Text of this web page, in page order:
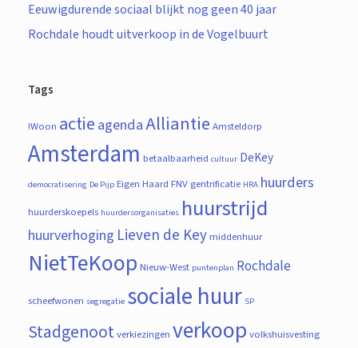
Eeuwigdurende sociaal blijkt nog geen 40 jaar
Rochdale houdt uitverkoop in de Vogelbuurt
Tags
!Woon actieagendaAlliantie Amsteldorp
Amsterdam betaalbaarheid cultuur DeKey
democratisering De Pijp Eigen Haard FNV gentrificatie HRA huurders
huurderskoepels huurdersorganisaties huurstrijd
huurverhoging Lieven de Key middenhuur
NietTeKoop Nieuw-West puntenplan Rochdale
scheefwonen segregatie sociale huur SP
Stadgenootverkiezingen verkoop volkshuisvesting